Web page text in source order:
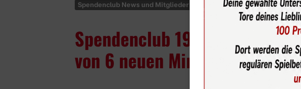
Spendenclub News und Mitglieder
Spendenclub 19,07
von 6 neuen Minitoren